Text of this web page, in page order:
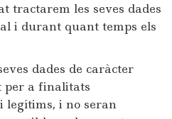
tractarem les seves dades
i durant quant temps els
dades de caràcter
per a finalitats
legítims, i no seran